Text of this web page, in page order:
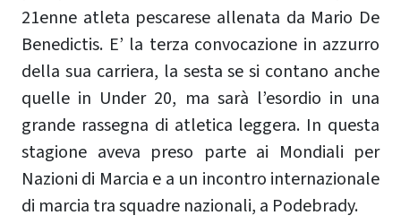
21enne atleta pescarese allenata da Mario De
Benedictis. E’ la terza convocazione in azzurro
della sua carriera, la sesta se si contano anche
quelle in Under 20, ma sarà l’esordio in una
grande rassegna di atletica leggera. In questa
stagione aveva preso parte ai Mondiali per
Nazioni di Marcia e a un incontro internazionale
di marcia tra squadre nazionali, a Podebrady.